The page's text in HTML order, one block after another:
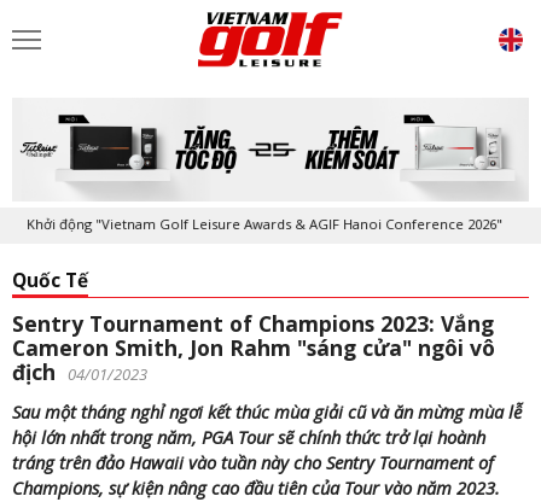
Khởi động "Vietnam Golf Leisure Awards & AGIF Hanoi Conference 2026"
Quốc Tế
Sentry Tournament of Champions 2023: Vắng
Cameron Smith, Jon Rahm "sáng cửa" ngôi vô
địch
04/01/2023
Sau một tháng nghỉ ngơi kết thúc mùa giải cũ và ăn mừng mùa lễ
hội lớn nhất trong năm, PGA Tour sẽ chính thức trở lại hoành
tráng trên đảo Hawaii vào tuần này cho Sentry Tournament of
Champions, sự kiện nâng cao đầu tiên của Tour vào năm 2023.